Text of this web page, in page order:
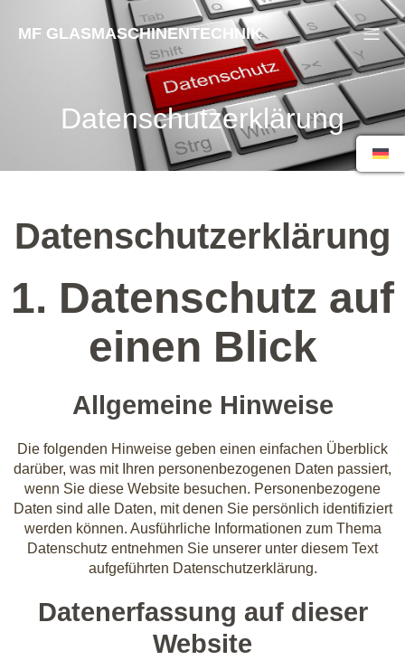
MF GLASMASCHINENTECHNIK
Datenschutzerklärung
Datenschutz­erklärung
1. Datenschutz auf
einen Blick
Allgemeine Hinweise
Die folgenden Hinweise geben einen einfachen Überblick
darüber, was mit Ihren personenbezogenen Daten passiert,
wenn Sie diese Website besuchen. Personenbezogene
Daten sind alle Daten, mit denen Sie persönlich identifiziert
werden können. Ausführliche Informationen zum Thema
Datenschutz entnehmen Sie unserer unter diesem Text
aufgeführten Datenschutzerklärung.
Datenerfassung auf dieser
Website